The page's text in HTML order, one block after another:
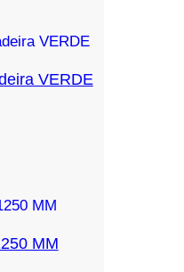
VERDE
MM